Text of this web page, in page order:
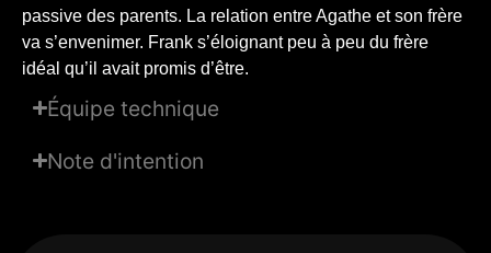
passive des parents. La relation entre Agathe et son frère
va s’envenimer. Frank s’éloignant peu à peu du frère
idéal qu’il avait promis d’être.
Équipe technique
Note d'intention